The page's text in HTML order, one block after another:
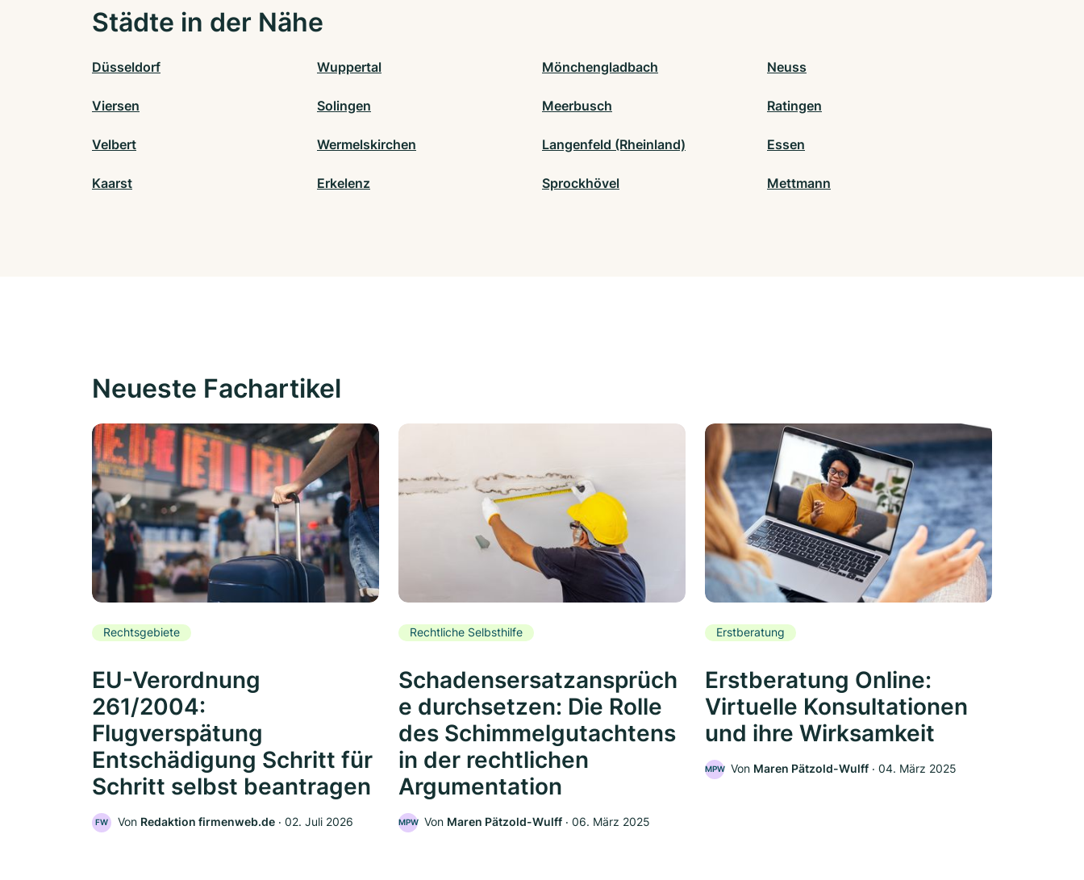
Städte in der Nähe
Düsseldorf Wuppertal Mönchengladbach Neuss
Viersen Solingen Meerbusch Ratingen
Velbert Wermelskirchen Langenfeld (Rheinland) Essen
Kaarst Erkelenz Sprockhövel Mettmann
Neueste Fachartikel
Rechtsgebiete
EU-Verordnung
261/2004:
Flugverspätung
Entschädigung Schritt für
Schritt selbst beantragen
FW Von Redaktion firmenweb.de ‧ 02. Juli 2026
Rechtliche Selbsthilfe
Schadensersatzansprüch
e durchsetzen: Die Rolle
des Schimmelgutachtens
in der rechtlichen
Argumentation
MPW Von Maren Pätzold-Wulff ‧ 06. März 2025
Erstberatung
Erstberatung Online:
Virtuelle Konsultationen
und ihre Wirksamkeit
MPW Von Maren Pätzold-Wulff ‧ 04. März 2025